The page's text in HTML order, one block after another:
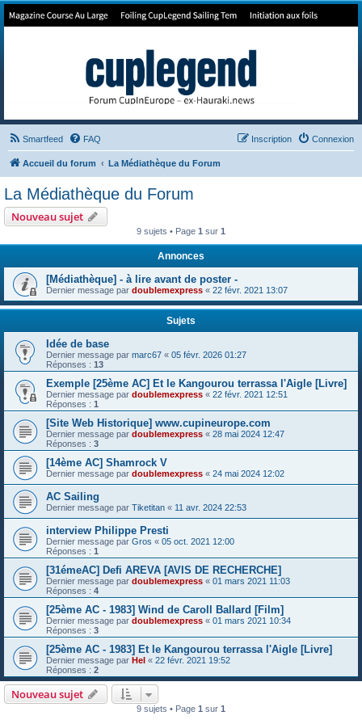
Forum de Cup In Europe
Smartfeed FAQ Connexion
Inscription
Accueil du forum La Médiathèque du Forum
La Médiathèque du Forum
Nouveau sujet
9 sujets • Page 1 sur 1
Annonces
[Médiathèque] - à lire avant de poster -
Dernier message par doublemexpress « 22 févr. 2021 13:07
Sujets
Idée de base
Dernier message par marc67 « 05 févr. 2026 01:27
Réponses : 13
Exemple [25ème AC] Et le Kangourou terrassa l'Aigle [Livre]
Dernier message par doublemexpress « 22 févr. 2021 12:51
Réponses : 1
[Site Web Historique] www.cupineurope.com
Dernier message par doublemexpress « 28 mai 2024 12:47
Réponses : 3
[14ème AC] Shamrock V
Dernier message par doublemexpress « 24 mai 2024 12:02
AC Sailing
Dernier message par Tiketitan « 11 avr. 2024 22:53
interview Philippe Presti
Dernier message par Gros « 05 oct. 2021 12:00
Réponses : 1
[31émeAC] Defi AREVA [AVIS DE RECHERCHE]
Dernier message par doublemexpress « 01 mars 2021 11:03
Réponses : 4
[25ème AC - 1983] Wind de Caroll Ballard [Film]
Dernier message par doublemexpress « 01 mars 2021 10:34
Réponses : 3
[25ème AC - 1983] Et le Kangourou terrassa l'Aigle [Livre]
Dernier message par Hel « 22 févr. 2021 19:52
Réponses : 2
Nouveau sujet
9 sujets • Page 1 sur 1